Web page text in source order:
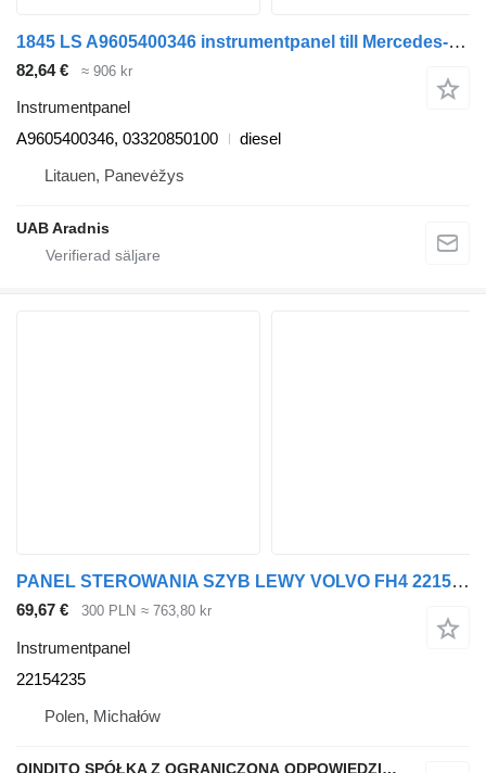
1845 LS A9605400346 instrumentpanel till Mercedes-Benz ACTROS MP4 lastbil
82,64 € ≈ 906 kr
Instrumentpanel
A9605400346, 03320850100
diesel
Litauen, Panevėžys
UAB Aradnis
PANEL STEROWANIA SZYB LEWY VOLVO FH4 22154235 instrumentpanel
69,67 € 300 PLN ≈ 763,80 kr
Instrumentpanel
22154235
Polen, Michałów
QINDITO SPÓŁKA Z OGRANICZONĄ ODPOWIEDZIALNOŚCIĄ